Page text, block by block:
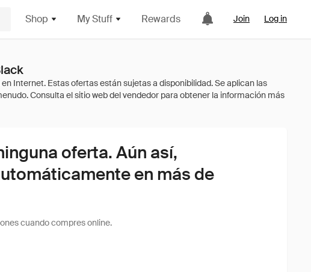
Shop My Stuff Rewards Join Log in
oferta. Aún así,
en más de
cuando compres online.